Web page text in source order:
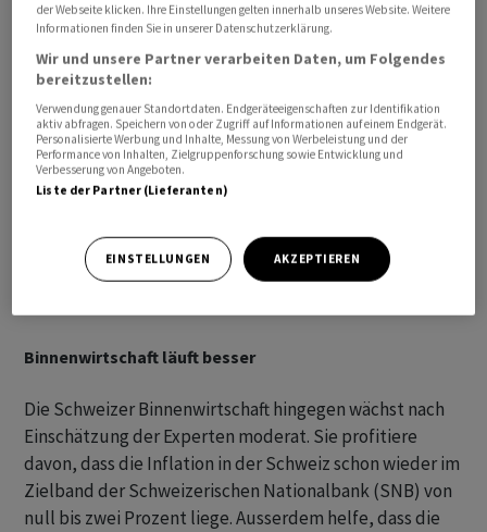
Binnenwirtschaft läuft besser
Die Schweizer Binnenwirtschaft hingegen wächst nach
Einschätzung der Experten moderat. Sie profitiere
davon, dass die Inflation in der Schweiz schon wieder im
Zielband der Schweizerischen Nationalbank (SNB) von
null bis zwei Prozent liege. Ausserdem helfe, dass die
der Webseite klicken. Ihre Einstellungen gelten innerhalb unseres Website. Weitere
Informationen finden Sie in unserer Datenschutzerklärung.
Wir und unsere Partner verarbeiten Daten, um Folgendes
bereitzustellen:
Verwendung genauer Standortdaten. Endgeräteeigenschaften zur Identifikation
aktiv abfragen. Speichern von oder Zugriff auf Informationen auf einem Endgerät.
Personalisierte Werbung und Inhalte, Messung von Werbeleistung und der
Performance von Inhalten, Zielgruppenforschung sowie Entwicklung und
Verbesserung von Angeboten.
Liste der Partner (Lieferanten)
EINSTELLUNGEN AKZEPTIEREN